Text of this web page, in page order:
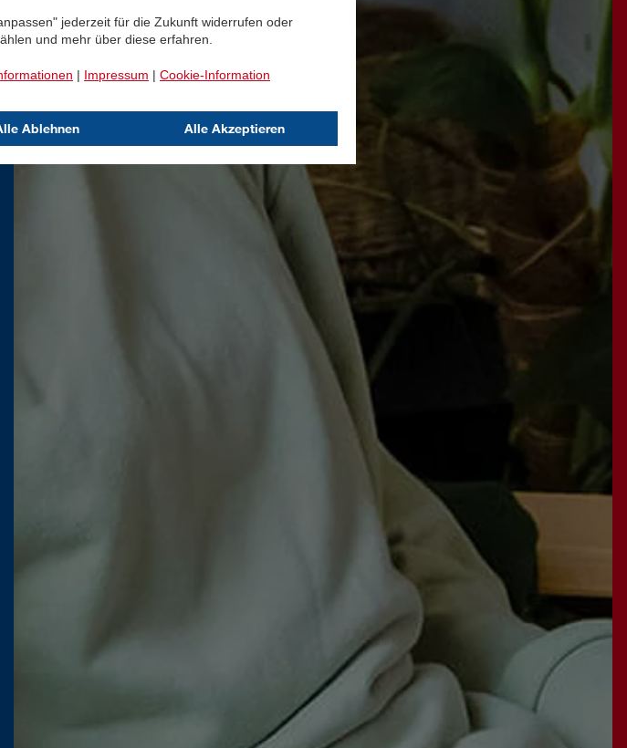
jederzeit für die Zukunft widerrufen oder
und mehr über diese erfahren.
| Impressum | Cookie-Information
Ablehnen Alle Akzeptieren